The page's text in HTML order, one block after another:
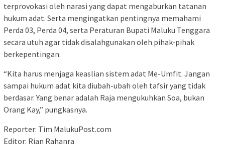
terprovokasi oleh narasi yang dapat mengaburkan tatanan
hukum adat. Serta mengingatkan pentingnya memahami
Perda 03, Perda 04, serta Peraturan Bupati Maluku Tenggara
secara utuh agar tidak disalahgunakan oleh pihak-pihak
berkepentingan.
“Kita harus menjaga keaslian sistem adat Me-Umfit. Jangan
sampai hukum adat kita diubah-ubah oleh tafsir yang tidak
berdasar. Yang benar adalah Raja mengukuhkan Soa, bukan
Orang Kay,” pungkasnya.
Reporter: Tim MalukuPost.com
Editor: Rian Rahanra